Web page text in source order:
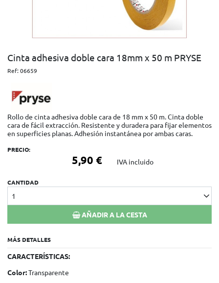
Cinta adhesiva doble cara 18mm x 50 m PRYSE
Ref:06659
Rollo de cinta adhesiva doble cara de 18 mm x 50 m. Cinta doble
cara de fácil extracción. Resistente y duradera para fijar elementos
en superficies planas. Adhesión instantánea por ambas caras.
PRECIO:
5,90 € IVA incluido
CANTIDAD
1
AÑADIR A LA CESTA
MÁS DETALLES
CARACTERÍSTICAS:
Color:Transparente